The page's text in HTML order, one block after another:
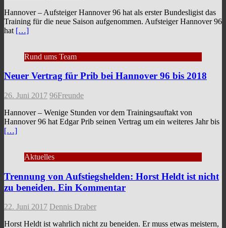
Hannover – Aufsteiger Hannover 96 hat als erster Bundesligist das
Training für die neue Saison aufgenommen. Aufsteiger Hannover 96
hat […]
Rund ums Team
Neuer Vertrag für Prib bei Hannover 96 bis 2018
26. Juni 2017 96Freunde
Hannover – Wenige Stunden vor dem Trainingsauftakt von
Hannover 96 hat Edgar Prib seinen Vertrag um ein weiteres Jahr bis
[…]
Aktuelles
Trennung von Aufstiegshelden: Horst Heldt ist nicht
zu beneiden. Ein Kommentar
22. Juni 2017 Dennis Draber
Horst Heldt ist wahrlich nicht zu beneiden. Er muss etwas meistern,